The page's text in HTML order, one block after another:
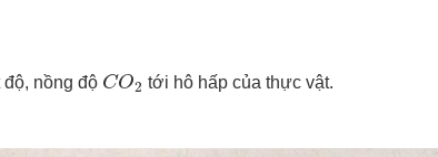
nồng độ CO2
CO tới hô hấp của thực vật.